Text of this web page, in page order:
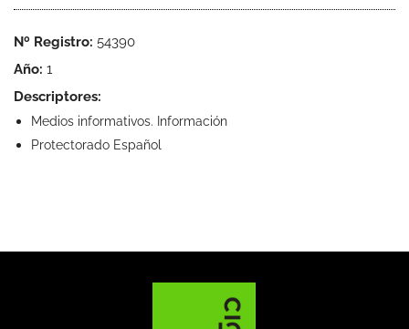
Nº Registro: 54390
Año: 1
Descriptores:
Medios informativos. Información
Protectorado Español